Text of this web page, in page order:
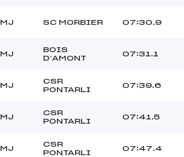
MJ SC MORBIER 07:30.9
MJ
BOIS
D’AMONT
07:31.1
MJ
CSR
PONTARLI
07:39.6
MJ
CSR
PONTARLI
07:41.5
MJ
CSR
PONTARLI
07:47.4